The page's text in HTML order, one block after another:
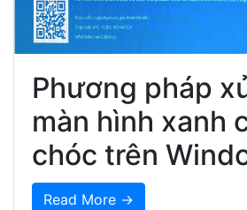
Phương pháp
màn hình xanh
chóc trên
Read More →